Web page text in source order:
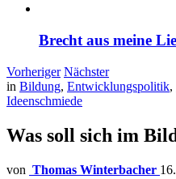
Brecht aus meine
Vorheriger Nächster
in Bildung, Entwicklungspolitik,
Ideenschmiede
Was soll sich im
von Thomas Winterbacher